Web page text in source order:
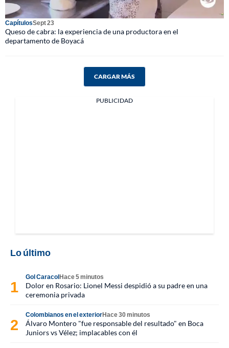
CapítulosSept 23
Queso de cabra: la experiencia de una productora en el
departamento de Boyacá
CARGAR MÁS
PUBLICIDAD
Lo último
Gol CaracolHace 5 minutos
Dolor en Rosario: Lionel Messi despidió a su padre en una
ceremonia privada
Colombianos en el exteriorHace 30 minutos
Álvaro Montero "fue responsable del resultado" en Boca
Juniors vs Vélez; implacables con él